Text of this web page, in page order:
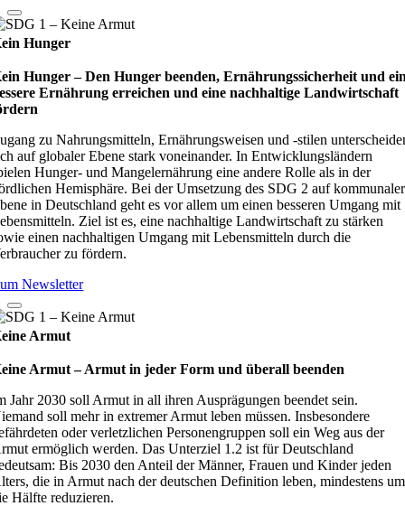
Hunger
Hunger – Den Hunger beenden, Ernährungssicherheit und
Ernährung erreichen und eine nachhaltige Landwirtschaft
zu Nahrungsmitteln, Ernährungsweisen und -stilen
auf globaler Ebene stark voneinander. In Entwicklungsländern
Hunger- und Mangelernährung eine andere Rolle als in der
Hemisphäre. Bei der Umsetzung des SDG 2 auf kommunaler
in Deutschland geht es vor allem um einen besseren Umgang mit
Ziel ist es, eine nachhaltige Landwirtschaft zu stärken
einen nachhaltigen Umgang mit Lebensmitteln durch die
zu fördern.
Newsletter
Armut
Armut – Armut in jeder Form und überall beenden
Jahr 2030 soll Armut in all ihren Ausprägungen beendet sein.
soll mehr in extremer Armut leben müssen. Insbesondere
oder verletzlichen Personengruppen soll ein Weg aus der
ermöglich werden. Das Unterziel 1.2 ist für Deutschland
Bis 2030 den Anteil der Männer, Frauen und Kinder jeden
die in Armut nach der deutschen Definition leben, mindestens um
Hälfte reduzieren.